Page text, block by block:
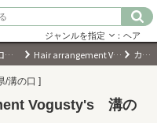
ジャンルを指定 ：ヘア
溝の口 ヘアサロン・美容室・美容院 Hair arrangement Vogusty's 溝の口店 カタログ
/溝の口 ]
Vogusty's 溝の